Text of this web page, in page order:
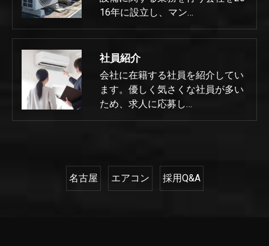
16年に設立し、マン…
社員紹介
会社に在籍する社員を紹介してい
ます。優しく気さくな社員が多い
ため、求人に応募し…
名古屋 エアコン 採用Q&A